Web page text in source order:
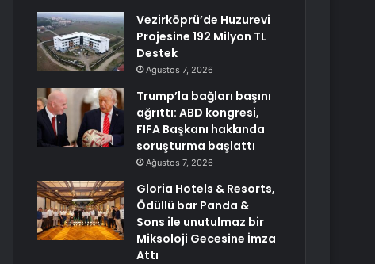
Vezirköprü’de Huzurevi
Projesine 192 Milyon TL
Destek
Ağustos 7, 2026
Trump’la bağları başını
ağrıttı: ABD kongresi,
FIFA Başkanı hakkında
soruşturma başlattı
Ağustos 7, 2026
Gloria Hotels & Resorts,
Ödüllü bar Panda &
Sons ile unutulmaz bir
Miksoloji Gecesine İmza
Attı